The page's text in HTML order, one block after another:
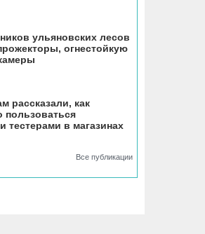
история первых
Ульяновска
своё 25-летие
фестивале «Наше
поднимут более 300
ульяновских лесов
огнестойкую
рассказали, как
пользоваться
тестерами в магазинах
Все публикации